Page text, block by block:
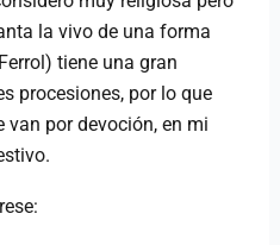
la vivo de una forma
tiene una gran
procesiones, por lo que
van por devoción, en mi